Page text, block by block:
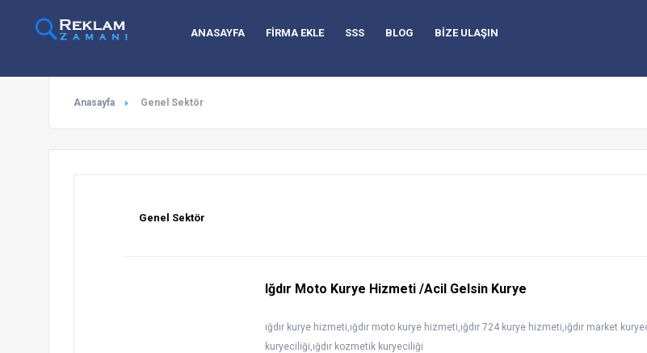
ANASAYFA FİRMA EKLE SSS BLOG BİZE ULAŞIN
Anasayfa Genel Sektör
Genel Sektör
Iğdır Moto Kurye Hizmeti /Acil Gelsin Kurye
ığdır kurye hizmeti,ığdır moto kurye hizmeti,ığdır 724 kurye hizmeti,ığdır market
kuryeciliği,ığdır kozmetik kuryeciliği